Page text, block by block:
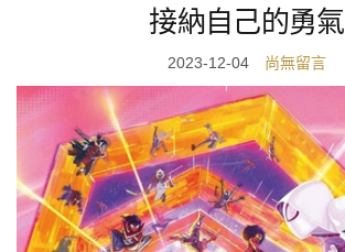
接納自己的勇氣
2023-12-04 尚無留言